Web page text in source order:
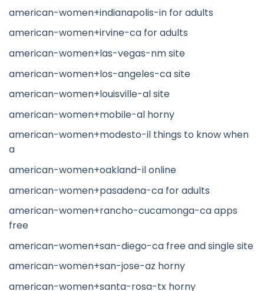
american-women+indianapolis-in for adults
american-women+irvine-ca for adults
american-women+las-vegas-nm site
american-women+los-angeles-ca site
american-women+louisville-al site
american-women+mobile-al horny
american-women+modesto-il things to know when
a
american-women+oakland-il online
american-women+pasadena-ca for adults
american-women+rancho-cucamonga-ca apps
free
american-women+san-diego-ca free and single site
american-women+san-jose-az horny
american-women+santa-rosa-tx horny